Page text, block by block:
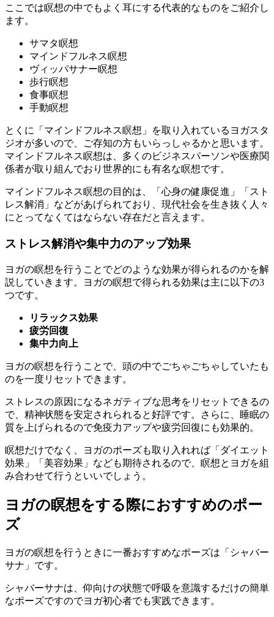
ここでは瞑想の中でもよく耳にする代表的なものをご紹介し
ます。
サマタ瞑想
マインドフルネス瞑想
ヴィッパサナー瞑想
歩行瞑想
食事瞑想
手動瞑想
とくに「マインドフルネス瞑想」を取り入れているヨガスタ
ジオが多いので、ご存知の方もいらっしゃるかと思います。
マインドフルネス瞑想は、多くのビジネスパーソンや医療関
係者が取り組んでおり世界的にも有名な瞑想です。
マインドフルネス瞑想の目的は、
「心身の健康促進」「スト
レス解消」などがあげられており、現代社会を生き抜く人々
にとってなくてはならない存在だと言えます。
ストレス解消や集中力のアップ効果
ヨガの瞑想を行うことでどのような効果が得られるのかを解
説していきます。ヨガの瞑想で得られる効果は主に以下の3
つです。
リラックス効果
疲労回復
集中力向上
ヨガの瞑想を行うことで、頭の中でごちゃごちゃしていたも
のを一度リセットできます。
ストレスの原因になるネガティブな思考をリセットできるの
で、精神状態を安定されられると好評です。さらに、 睡眠の
質を上げられるので免疫力アップや疲労回復にも効果的。
瞑想だけでなく、ヨガのポーズも取り入れれば「ダイエット
効果」「美容効果」なども期待されるので、瞑想とヨガを組
み合わせて行うといいでしょう。
ヨガの瞑想をする際におすすめのポー
ズ
ヨガの瞑想を行うときに一番おすすめなポーズは「シャバー
サナ」です。
シャバーサナは、仰向けの状態で呼吸を意識するだけの簡単
なポーズですのでヨガ初心者でも実践できます。